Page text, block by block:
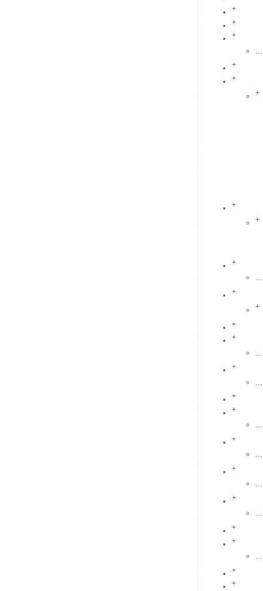
+
+
+
+
+
+
+
+
+
...
+
+
+
+
+
+
+
...
+
...
+
...
+
...
+
+
+
+